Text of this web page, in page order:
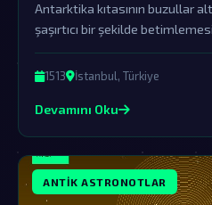
Antarktika kıtasının buzullar
şaşırtıcı bir şekilde
varlığına dair güçlü bir kanıt
1513 İstanbul, Türkiye
Devamını Oku
ANTIK ASTRONOTLAR